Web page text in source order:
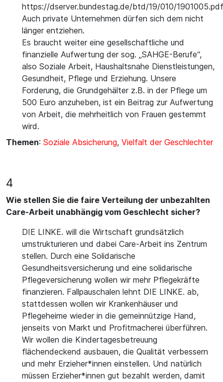
https://dserver.bundestag.de/btd/19/010/
Auch private Unternehmen dürfen sich dem nicht
länger entziehen.
Es braucht weiter eine gesellschaftliche und
finanzielle Aufwertung der sog. „SAHGE-Berufe“,
also Soziale Arbeit, Haushaltsnahe Dienstleistungen,
Gesundheit, Pflege und Erziehung. Unsere
Forderung, die Grundgehälter z.B. in der Pflege um
500 Euro anzuheben, ist ein Beitrag zur Aufwertung
von Arbeit, die mehrheitlich von Frauen gestemmt
wird.
Themen: Soziale Absicherung, Vielfalt der Geschlechter
4
Wie stellen Sie die faire Verteilung der unbezahlten
Care-Arbeit unabhängig vom Geschlecht sicher?
DIE LINKE. will die Wirtschaft grundsätzlich
umstrukturieren und dabei Care-Arbeit ins Zentrum
stellen. Durch eine Solidarische
Gesundheitsversicherung und eine solidarische
Pflegeversicherung wollen wir mehr Pflegekräfte
finanzieren. Fallpauschalen lehnt DIE LINKE. ab,
stattdessen wollen wir Krankenhäuser und
Pflegeheime wieder in die gemeinnützige Hand,
jenseits von Markt und Profitmacherei überführen.
Wir wollen die Kindertagesbetreuung
flächendeckend ausbauen, die Qualität verbessern
und mehr Erzieher*innen einstellen. Und natürlich
müssen Erzieher*innen gut bezahlt werden, damit